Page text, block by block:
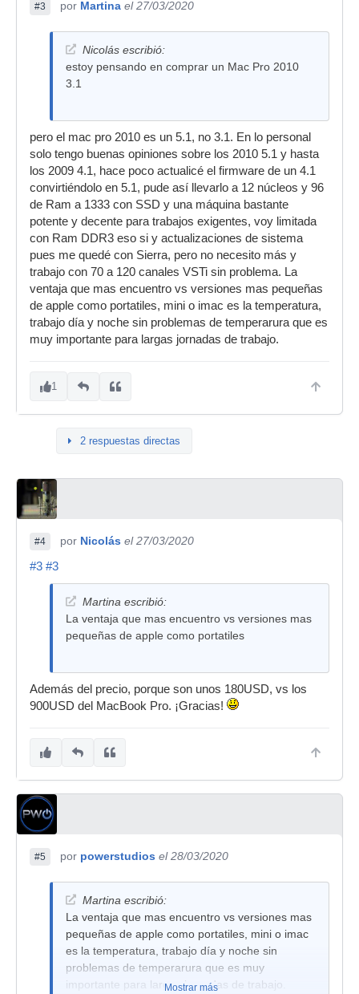
#3 por Martina el 27/03/2020
Nicolás escribió:
estoy pensando en comprar un Mac Pro 2010
3.1
pero el mac pro 2010 es un 5.1, no 3.1. En lo personal
solo tengo buenas opiniones sobre los 2010 5.1 y hasta
los 2009 4.1, hace poco actualicé el firmware de un 4.1
convirtiéndolo en 5.1, pude así llevarlo a 12 núcleos y 96
de Ram a 1333 con SSD y una máquina bastante
potente y decente para trabajos exigentes, voy limitada
con Ram DDR3 eso si y actualizaciones de sistema
pues me quedé con Sierra, pero no necesito más y
trabajo con 70 a 120 canales VSTi sin problema. La
ventaja que mas encuentro vs versiones mas pequeñas
de apple como portatiles, mini o imac es la temperatura,
trabajo día y noche sin problemas de temperarura que es
muy importante para largas jornadas de trabajo.
1
2 respuestas directas
#4 por Nicolás el 27/03/2020
#3 #3
Martina escribió:
La ventaja que mas encuentro vs versiones mas
pequeñas de apple como portatiles
Además del precio, porque son unos 180USD, vs los
900USD del MacBook Pro. ¡Gracias!
#5 por powerstudios el 28/03/2020
Martina escribió:
La ventaja que mas encuentro vs versiones mas
pequeñas de apple como portatiles, mini o imac
es la temperatura, trabajo día y noche sin
problemas de temperarura que es muy
importante para largas jornadas de trabajo.
Mostrar más